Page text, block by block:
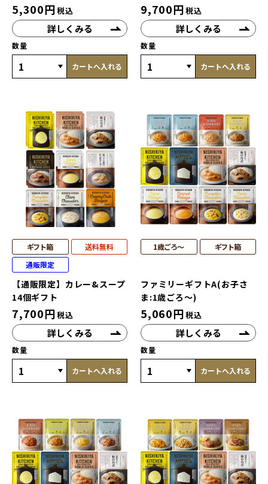
5,300円税込
詳しくみる
数量
カートへ入れる
9,700円税込
詳しくみる
数量
カートへ入れる
ギフト箱
送料無料
通販限定
【通販限定】カレー&スープ
14個ギフト
7,700円税込
詳しくみる
数量
カートへ入れる
1歳ごろ～ ギフト箱
ファミリーギフトA(お子さ
ま:1歳ごろ～)
5,060円税込
詳しくみる
数量
カートへ入れる